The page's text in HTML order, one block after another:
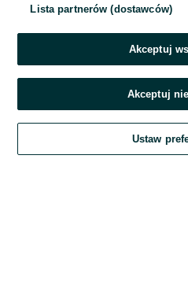
Zaloguj
Kontynuując za pośrednictwem
Lista partnerów (dostawców)
Akceptuj
Akceptuj
Ustaw